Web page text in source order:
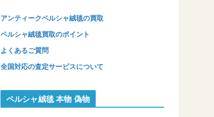
アンティークペルシャ絨毯の買取
ペルシャ絨毯買取のポイント
よくあるご質問
全国対応の査定サービスについて
ペルシャ絨毯 本物 偽物